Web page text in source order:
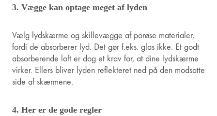
3. Vægge kan optage meget af lyden
Vælg lydskærme og skillevægge af porøse materialer,
fordi de absorberer lyd. Det gør f.eks. glas ikke. Et godt
absorberende loft er dog et krav for, at dine lydskærme
virker. Ellers bliver lyden reflekteret ned på den modsatte
side af skærmene.
4. Her er de gode regler